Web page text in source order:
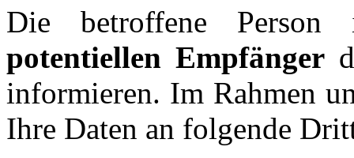
Die betroffene
potentiellen Empfänger
informieren. Im Rahmen
Ihre Daten an folgende